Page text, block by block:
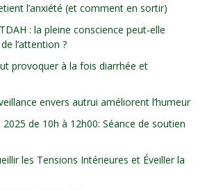
l’anxiété (et comment en sortir)
: la pleine conscience peut-elle
l’attention ?
provoquer à la fois diarrhée et
envers autrui améliorent l’humeur
de 10h à 12h00: Séance de soutien
les Tensions Intérieures et Éveiller la